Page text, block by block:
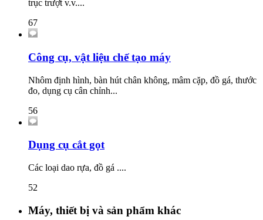
trục trượt v.v....
67
Công cụ, vật liệu chế tạo máy
Nhôm định hình, bàn hút chân không, mâm cặp, đồ gá, thước
đo, dụng cụ cân chỉnh...
56
Dụng cụ cắt gọt
Các loại dao rựa, đồ gá ....
52
Máy, thiết bị và sản phẩm khác